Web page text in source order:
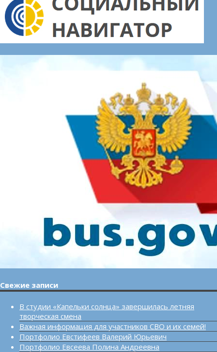
Свежие записи
В студии «Капельки солнца» завершилась летняя
творческая смена
Важная информация для участников СВО и их семей!
Портфолио Евстифеев Валерий Юрьевич
Портфолио Евсеева Полина Андреевна